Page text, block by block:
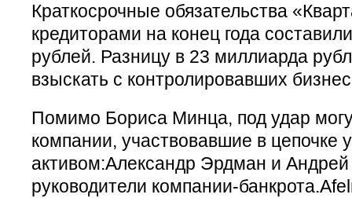
Краткосрочные обязательства
кредиторами на конец года
рублей. Разницу в 23 миллиарда
взыскать с контролировавших
Помимо Бориса Минца, под удар
компании, участвовавшие в цепочке
активом:Александр Эрдман и
руководители компании-